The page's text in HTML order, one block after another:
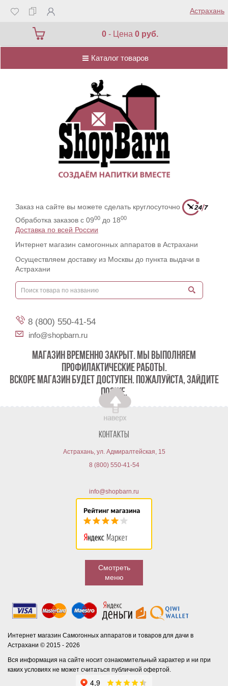
Астрахань
0 - Цена0 руб.
Каталог товаров
Каталог товаров
Заказ на сайте вы можете сделать круглосуточно
Обработка заказов с 0900 до 1800
Доставка по всей России
Интернет магазин самогонных аппаратов в Астрахани
Осуществляем доставку из Москвы до пункта выдачи в
Астрахани
8 (800) 550-41-54
info@shopbarn.ru
МАГАЗИН ВРЕМЕННО ЗАКРЫТ. МЫ ВЫПОЛНЯЕМ
ПРОФИЛАКТИЧЕСКИЕ РАБОТЫ.
ВСКОРЕ МАГАЗИН БУДЕТ ДОСТУПЕН. ПОЖАЛУЙСТА, ЗАЙДИТЕ
ПОЗЖЕ.
Контакты
Астрахань, ул. Адмиралтейская, 15
8 (800) 550-41-54
info@shopbarn.ru
Смотреть
меню
Интернет магазин Самогонных аппаратов и товаров для дачи в
Астрахани © 2015 - 2026
Вся информация на сайте носит ознакомительный характер и ни при
каких условиях не может считаться публичной офертой.